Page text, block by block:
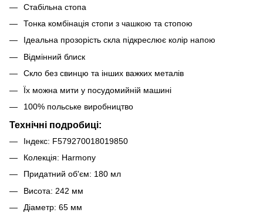
Стабільна стопа
Тонка комбінація стопи з чашкою та стопою
Ідеальна прозорість скла підкреслює колір напою
Відмінний блиск
Скло без свинцю та інших важких металів
Їх можна мити у посудомийній машині
100% польське виробництво
Технічні подробиці:
Індекс: F579270018019850
Колекція: Harmony
Придатний об'єм: 180 мл
Висота: 242 мм
Діаметр: 65 мм